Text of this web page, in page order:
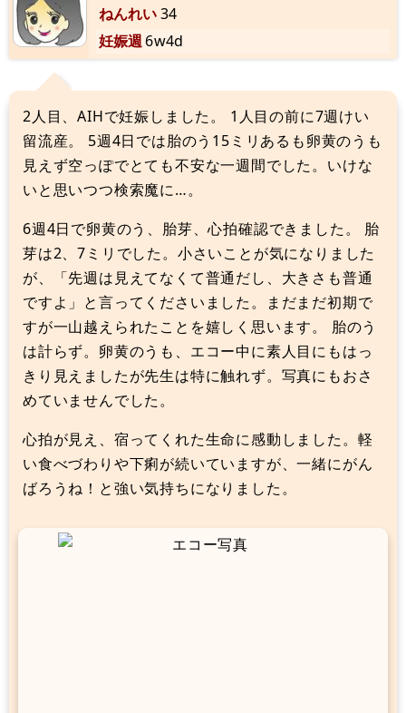
ねんれい34
妊娠週6w4d
2人目、AIHで妊娠しました。 1人目の前に7週けい
留流産。 5週4日では胎のう15ミリあるも卵黄のうも
見えず空っぽでとても不安な一週間でした。いけな
いと思いつつ検索魔に…。
6週4日で卵黄のう、胎芽、心拍確認できました。 胎
芽は2、7ミリでした。小さいことが気になりました
が、「先週は見えてなくて普通だし、大きさも普通
ですよ」と言ってくださいました。まだまだ初期で
すが一山越えられたことを嬉しく思います。 胎のう
は計らず。卵黄のうも、エコー中に素人目にもはっ
きり見えましたが先生は特に触れず。写真にもおさ
めていませんでした。
心拍が見え、宿ってくれた生命に感動しました。軽
い食べづわりや下痢が続いていますが、一緒にがん
ばろうね！と強い気持ちになりました。